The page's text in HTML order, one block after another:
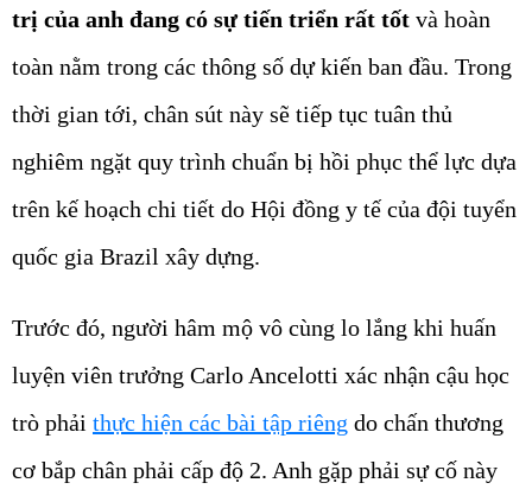
trị của anh đang có sự tiến triển rất tốt và hoàn
toàn nằm trong các thông số dự kiến ban đầu. Trong
thời gian tới, chân sút này sẽ tiếp tục tuân thủ
nghiêm ngặt quy trình chuẩn bị hồi phục thể lực dựa
trên kế hoạch chi tiết do Hội đồng y tế của đội tuyển
quốc gia Brazil xây dựng.
Trước đó, người hâm mộ vô cùng lo lắng khi huấn
luyện viên trưởng Carlo Ancelotti xác nhận cậu học
trò phải thực hiện các bài tập riêng do chấn thương
cơ bắp chân phải cấp độ 2. Anh gặp phải sự cố này